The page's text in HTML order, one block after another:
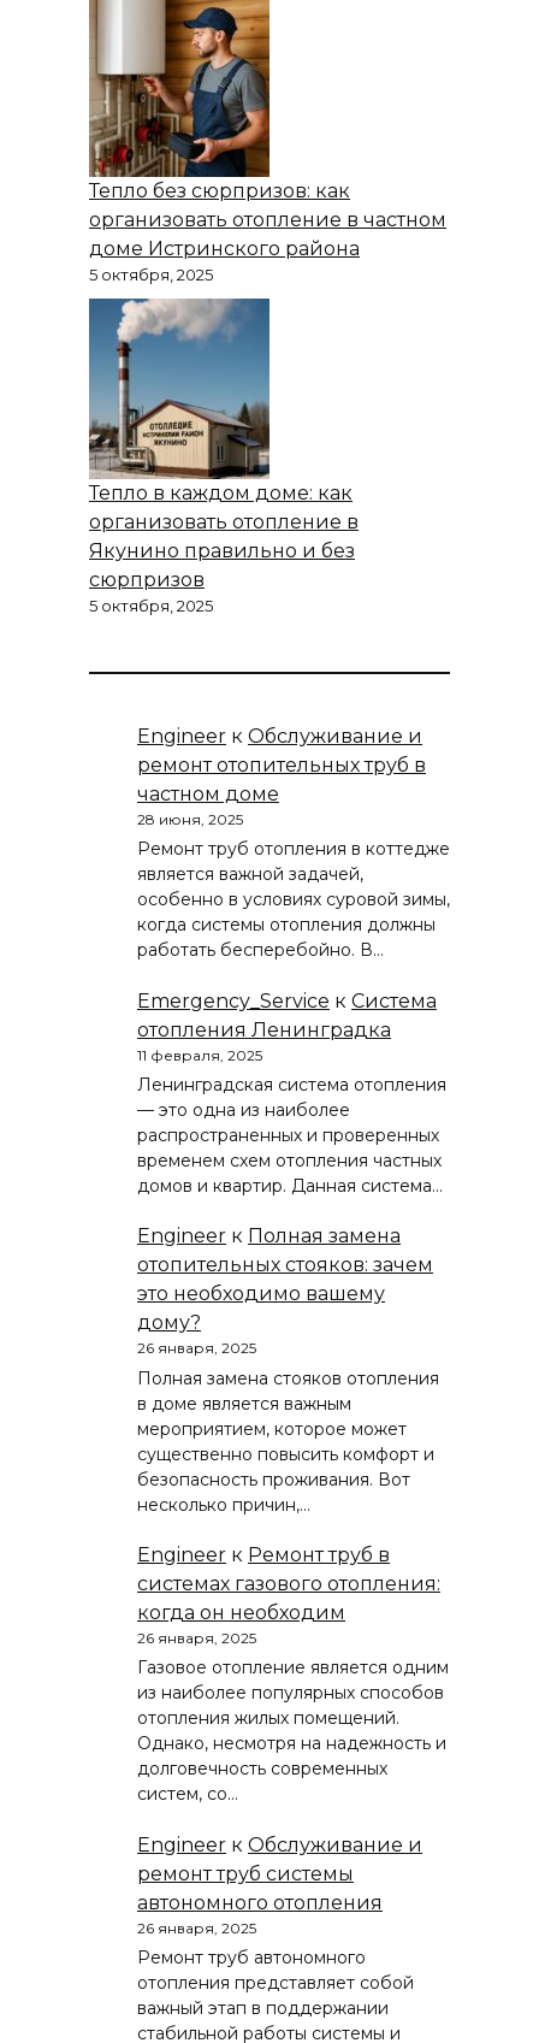
Тепло без сюрпризов: как
организовать отопление в частном
доме Истринского района
5 октября, 2025
Тепло в каждом доме: как
организовать отопление в
Якунино правильно и без
сюрпризов
5 октября, 2025
Engineer к Обслуживание и
ремонт отопительных труб в
частном доме
28 июня, 2025
Ремонт труб отопления в коттедже
является важной задачей,
особенно в условиях суровой зимы,
когда системы отопления должны
работать бесперебойно. В…
Emergency_Service к Система
отопления Ленинградка
11 февраля, 2025
Ленинградская система отопления
— это одна из наиболее
распространенных и проверенных
временем схем отопления частных
домов и квартир. Данная система…
Engineer к Полная замена
отопительных стояков: зачем
это необходимо вашему
дому?
26 января, 2025
Полная замена стояков отопления
в доме является важным
мероприятием, которое может
существенно повысить комфорт и
безопасность проживания. Вот
несколько причин,…
Engineer к Ремонт труб в
системах газового отопления:
когда он необходим
26 января, 2025
Газовое отопление является одним
из наиболее популярных способов
отопления жилых помещений.
Однако, несмотря на надежность и
долговечность современных
систем, со…
Engineer к Обслуживание и
ремонт труб системы
автономного отопления
26 января, 2025
Ремонт труб автономного
отопления представляет собой
важный этап в поддержании
стабильной работы системы и